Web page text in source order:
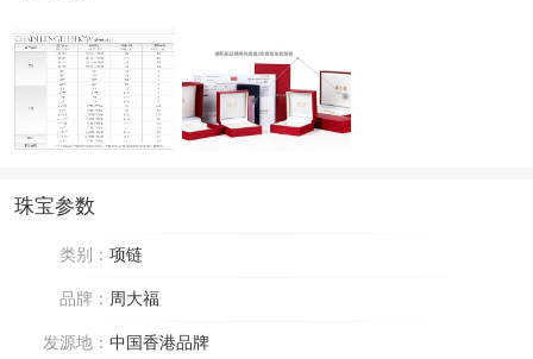
珠宝参数
类别： 项链
品牌： 周大福
发源地： 中国香港品牌